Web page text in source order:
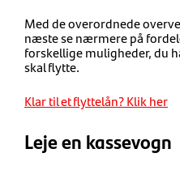
Med de overordnede
næste se nærmere på
forskellige muligheder, du
skal flytte.
Klar til et flyttelån? Klik her
Leje en kassevogn